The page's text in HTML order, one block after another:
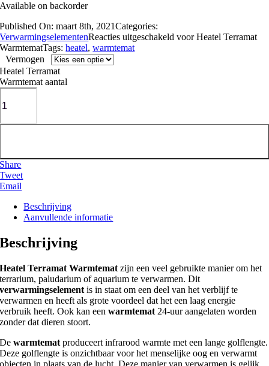
Available on backorder
Published On: maart 8th, 2021Categories:
VerwarmingselementenReacties uitgeschakeld voor Heatel Terramat
WarmtematTags:heatel,warmtemat
Vermogen
Heatel Terramat
Warmtemat aantal
Share
Tweet
Email
Beschrijving
Aanvullende informatie
Beschrijving
Heatel Terramat Warmtemat zijn een veel gebruikte manier om het
terrarium, paludarium of aquarium te verwarmen. Dit
verwarmingselement is in staat om een deel van het verblijf te
verwarmen en heeft als grote voordeel dat het een laag energie
verbruik heeft. Ook kan eenwarmtemat 24-uur aangelaten worden
zonder dat dieren stoort.
Dewarmtemat produceert infrarood warmte met een lange golflengte.
Deze golflengte is onzichtbaar voor het menselijke oog en verwarmt
objecten in plaats van de lucht. Deze manier van verwarmen is gelijk